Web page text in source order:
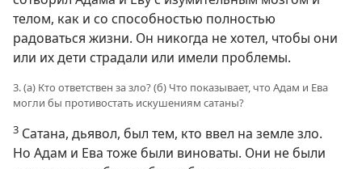
телом, как и со способностью полностью
радоваться жизни. Он никогда не хотел, чтобы они
или их дети страдали или имели проблемы.
3. (а) Кто ответствен за зло? (б) Что показывает, что Адам и Ева
могли бы противостать искушениям сатаны?
3 Сатана, дьявол, был тем, кто ввел на земле зло.
Но Адам и Ева тоже были виноваты. Они не были